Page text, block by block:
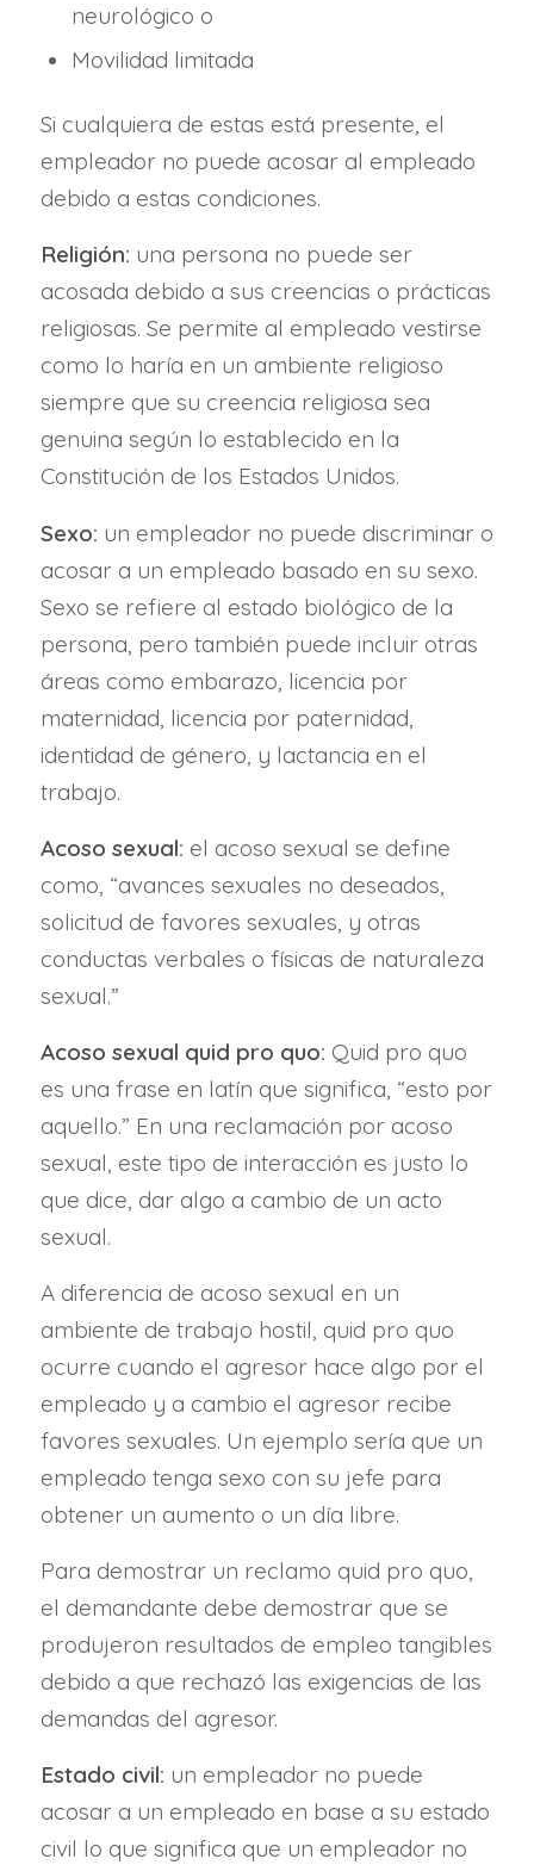
neurológico o
Movilidad limitada
Si cualquiera de estas está presente, el
empleador no puede acosar al empleado
debido a estas condiciones.
Religión: una persona no puede ser
acosada debido a sus creencias o prácticas
religiosas. Se permite al empleado vestirse
como lo haría en un ambiente religioso
siempre que su creencia religiosa sea
genuina según lo establecido en la
Constitución de los Estados Unidos.
Sexo: un empleador no puede discriminar o
acosar a un empleado basado en su sexo.
Sexo se refiere al estado biológico de la
persona, pero también puede incluir otras
áreas como embarazo, licencia por
maternidad, licencia por paternidad,
identidad de género, y lactancia en el
trabajo.
Acoso sexual: el acoso sexual se define
como, “avances sexuales no deseados,
solicitud de favores sexuales, y otras
conductas verbales o físicas de naturaleza
sexual.”
Acoso sexual quid pro quo: Quid pro quo
es una frase en latín que significa, “esto por
aquello.” En una reclamación por acoso
sexual, este tipo de interacción es justo lo
que dice, dar algo a cambio de un acto
sexual.
A diferencia de acoso sexual en un
ambiente de trabajo hostil, quid pro quo
ocurre cuando el agresor hace algo por el
empleado y a cambio el agresor recibe
favores sexuales. Un ejemplo sería que un
empleado tenga sexo con su jefe para
obtener un aumento o un día libre.
Para demostrar un reclamo quid pro quo,
el demandante debe demostrar que se
produjeron resultados de empleo tangibles
debido a que rechazó las exigencias de las
demandas del agresor.
Estado civil: un empleador no puede
acosar a un empleado en base a su estado
civil lo que significa que un empleador no